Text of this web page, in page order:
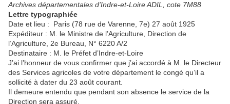
Archives départementales d'Indre-et-Loire ADIL, cote 7M88
Lettre typographiée
Date et lieu : Paris (78 rue de Varenne, 7e) 27 août 1925
Expéditeur : M. le Ministre de l’Agriculture, Direction de
l’Agriculture, 2e Bureau, N° 6220 A/2
Destinataire : M. le Préfet d’Indre-et-Loire
J’ai l’honneur de vous confirmer que j’ai accordé à M. le Directeur
des Services agricoles de votre département le congé qu’il a
sollicité à dater du 23 août courant.
Il demeure entendu que pendant son absence le service de la
Direction sera assuré.